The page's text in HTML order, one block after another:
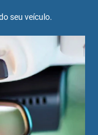
seu veículo.